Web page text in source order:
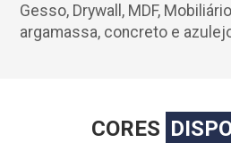
Gesso, Drywall, MDF,
argamassa, concreto e
CORES